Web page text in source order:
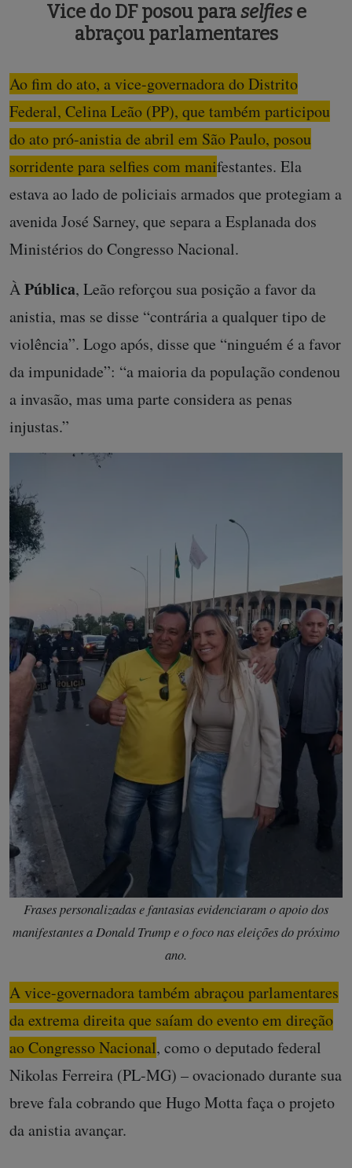
Vice do DF posou paraselfiese
abraçou parlamentares
Ao fim do ato, a vice-governadora do Distrito
Federal, Celina Leão (PP), que também participou
do ato pró-anistia de abril em São Paulo, posou
sorridente para selfies com manifestantes. Ela
estava ao lado de policiais armados que protegiam a
avenida José Sarney, que separa a Esplanada dos
Ministérios do Congresso Nacional.
ÀPública, Leão reforçou sua posição a favor da
anistia, mas se disse “contrária a qualquer tipo de
violência”. Logo após, disse que “ninguém é a favor
da impunidade”: “a maioria da população condenou
a invasão, mas uma parte considera as penas
injustas.”
Frases personalizadas e fantasias evidenciaram o apoio dos
manifestantes a Donald Trump e o foco nas eleições do próximo
ano.
A vice-governadora também abraçou parlamentares
da extrema direita que saíam do evento em direção
ao Congresso Nacional, como o deputado federal
Nikolas Ferreira (PL-MG) – ovacionado durante sua
breve fala cobrando que Hugo Motta faça o projeto
da anistia avançar.